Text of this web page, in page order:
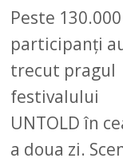
Peste
participanți
trecut pragul
festivalului
UNTOLD în
a doua zi.